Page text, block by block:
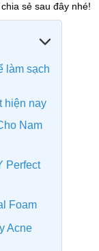
sẻ sau đây nhé!
làm sạch
hiện nay
Nam
Perfect
Foam
Acne